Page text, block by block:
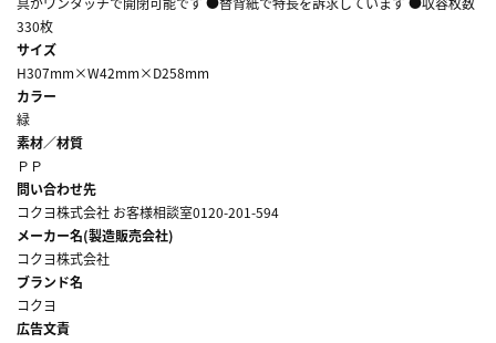
330枚
サイズ
H307mm×W42mm×D258mm
カラー
緑
素材／材質
ＰＰ
問い合わせ先
コクヨ株式会社 お客様相談室0120-201-594
メーカー名(製造販売会社)
コクヨ株式会社
ブランド名
コクヨ
広告文責